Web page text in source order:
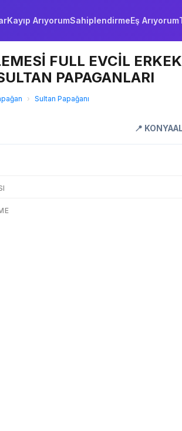
Kayıp ArıyorumSahiplendirmeEş Arıyorum
FULL EVCİL
PAPAGANLARI
› Sultan Papağanı
📍